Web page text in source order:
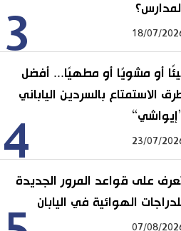
3 18/07/
4
أو مشويًا أو مطهيًا... أفضل
الاستمتاع بالسردين الياباني
23/07/
على قواعد المرور الجديدة
الهوائية في اليابان
07/08/